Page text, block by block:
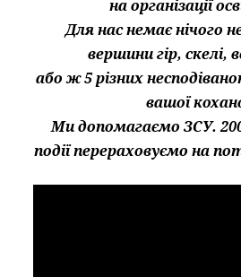
на організації
Для нас немає нічого
вершини гір, скелі,
або ж 5 різних
вашої
Ми допомагаємо ЗСУ.
події перераховуємо на